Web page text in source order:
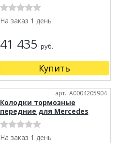
На заказ 1 день
41 435 руб.
Купить
арт.: A0004205904
Колодки тормозные
передние для Mercedes
На заказ 1 день